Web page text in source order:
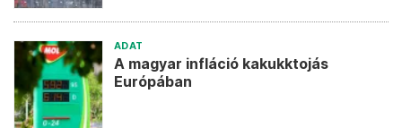
ADAT
A magyar infláció kakukktojás
Európában